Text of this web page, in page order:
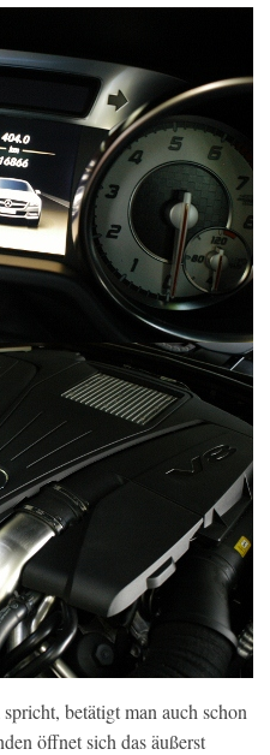
betätigt man auch schon
öffnet sich das äußerst